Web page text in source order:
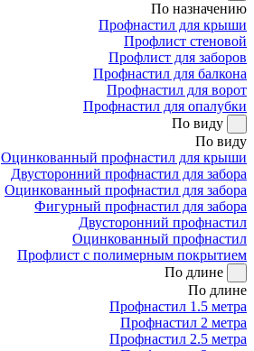
По назначению
Профнастил для крыши
Профлист стеновой
Профлист для заборов
Профнастил для балкона
Профнастил для ворот
Профнастил для опалубки
По виду
По виду
Оцинкованный профнастил для крыши
Двусторонний профнастил для забора
Оцинкованный профнастил для забора
Фигурный профнастил для забора
Двусторонний профнастил
Оцинкованный профнастил
Профлист с полимерным покрытием
По длине
По длине
Профнастил 1.5 метра
Профнастил 2 метра
Профнастил 2.5 метра